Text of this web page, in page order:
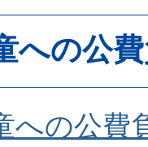
への公
への公費